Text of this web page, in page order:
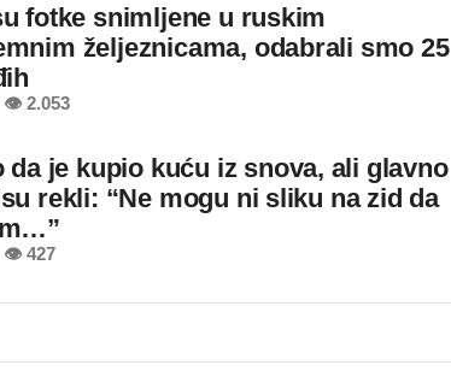
fotke snimljene u ruskim
željeznicama, odabrali smo 25
👁 2.053
da je kupio kuću iz snova, ali glavno
rekli: “Ne mogu ni sliku na zid da
👁 427